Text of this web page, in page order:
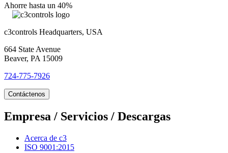
Ahorre hasta un 40%
c3controls Headquarters, USA
664 State Avenue
Beaver, PA 15009
724-775-7926
Contáctenos
Empresa / Servicios / Descargas
Acerca de c3
ISO 9001:2015